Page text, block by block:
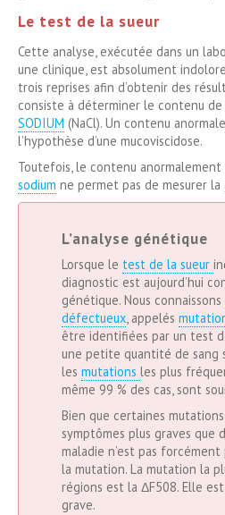
Le test de la sueur
Cette analyse, exécutée dans un
une clinique, est absolument
trois reprises afin d’obtenir des
consiste à déterminer le contenu de
SODIUM (NaCl). Un contenu
l’hypothèse d’une mucoviscidose.
Toutefois, le contenu
sodium ne permet pas de mesurer
L’analyse génétique
Lorsque le test de la sueur
diagnostic est aujourd’hui
génétique. Nous
défectueux, appelés
être identifiées par un test
une petite quantité de sang
les mutations les plus
même 99 % des cas, sont
Bien que certaines
symptômes plus graves que
maladie n’est pas
la mutation. La mutation la
régions est la ΔF508. Elle
grave.